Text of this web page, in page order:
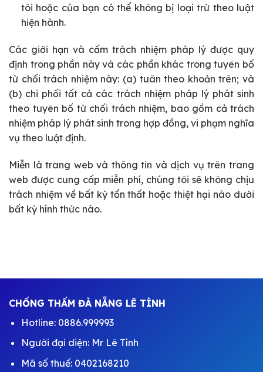
tôi hoặc của bạn có thể không bị loại trừ theo luật
hiện hành.
Các giới hạn và cấm trách nhiệm pháp lý được quy
định trong phần này và các phần khác trong tuyên bố
từ chối trách nhiệm này: (a) tuân theo khoản trên; và
(b) chi phối tất cả các trách nhiệm pháp lý phát sinh
theo tuyên bố từ chối trách nhiệm, bao gồm cả trách
nhiệm pháp lý phát sinh trong hợp đồng, vi phạm nghĩa
vụ theo luật định.
Miễn là trang web và thông tin và dịch vụ trên trang
web được cung cấp miễn phí, chúng tôi sẽ không chịu
trách nhiệm về bất kỳ tổn thất hoặc thiệt hại nào dưới
bất kỳ hình thức nào.
CHỐNG THẤM ĐÀ NẴNG LÊ TÌNH
Hotline: 0886.999993
Người đại diện: Mr Lê Tình
Mã số thuế: 0402168210